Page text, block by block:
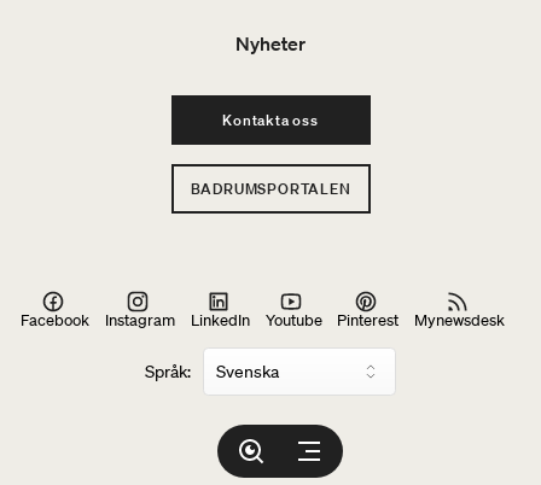
Nyheter
Kontakta oss
BADRUMSPORTALEN
Språk:
Facebook Instagram LinkedIn Youtube Pinterest Mynewsdesk